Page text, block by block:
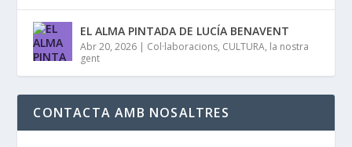
EL ALMA PINTADA DE LUCÍA BENAVENT
Abr 20, 2026 | Col·laboracions, CULTURA, la nostra
gent
CONTACTA AMB NOSALTRES